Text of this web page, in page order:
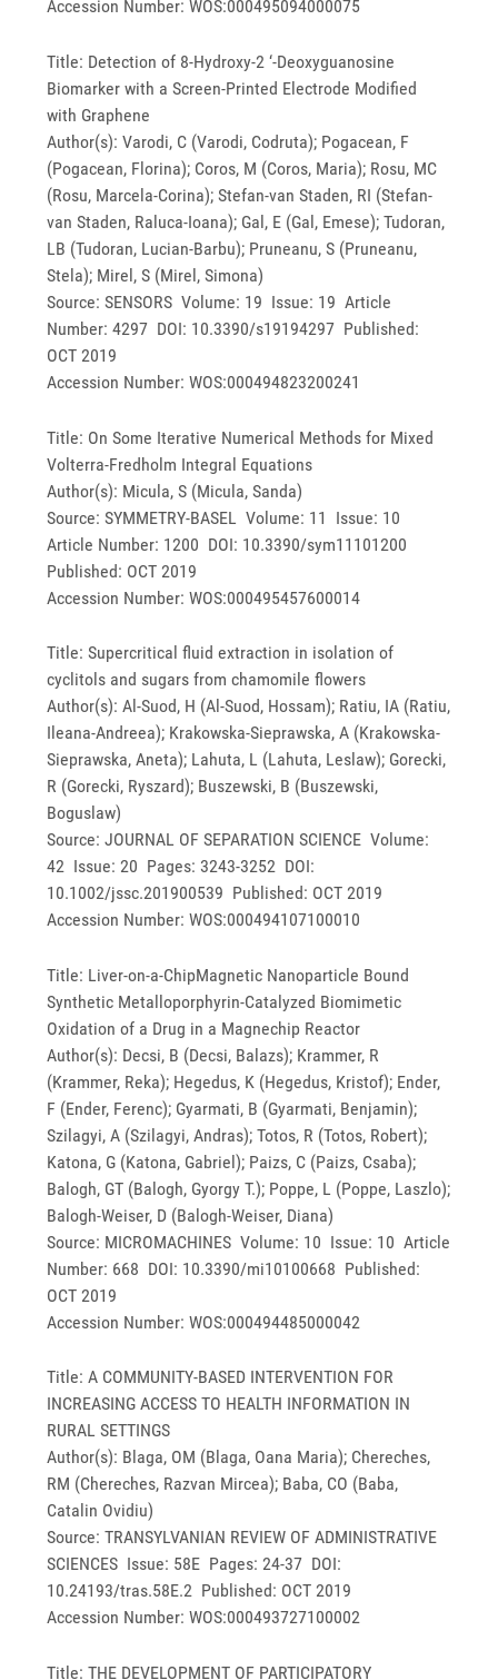
Accession Number: WOS:000495094000075
Title: Detection of 8-Hydroxy-2 ‘-Deoxyguanosine
Biomarker with a Screen-Printed Electrode Modified
with Graphene
Author(s): Varodi, C (Varodi, Codruta); Pogacean, F
(Pogacean, Florina); Coros, M (Coros, Maria); Rosu, MC
(Rosu, Marcela-Corina); Stefan-van Staden, RI (Stefan-
van Staden, Raluca-Ioana); Gal, E (Gal, Emese); Tudoran,
LB (Tudoran, Lucian-Barbu); Pruneanu, S (Pruneanu,
Stela); Mirel, S (Mirel, Simona)
Source: SENSORS Volume: 19 Issue: 19 Article
Number: 4297 DOI: 10.3390/s19194297 Published:
OCT 2019
Accession Number: WOS:000494823200241
Title: On Some Iterative Numerical Methods for Mixed
Volterra-Fredholm Integral Equations
Author(s): Micula, S (Micula, Sanda)
Source: SYMMETRY-BASEL Volume: 11 Issue: 10
Article Number: 1200 DOI: 10.3390/sym11101200
Published: OCT 2019
Accession Number: WOS:000495457600014
Title: Supercritical fluid extraction in isolation of
cyclitols and sugars from chamomile flowers
Author(s): Al-Suod, H (Al-Suod, Hossam); Ratiu, IA (Ratiu,
Ileana-Andreea); Krakowska-Sieprawska, A (Krakowska-
Sieprawska, Aneta); Lahuta, L (Lahuta, Leslaw); Gorecki,
R (Gorecki, Ryszard); Buszewski, B (Buszewski,
Boguslaw)
Source: JOURNAL OF SEPARATION SCIENCE Volume:
42 Issue: 20 Pages: 3243-3252 DOI:
10.1002/jssc.201900539 Published: OCT 2019
Accession Number: WOS:000494107100010
Title: Liver-on-a-ChipMagnetic Nanoparticle Bound
Synthetic Metalloporphyrin-Catalyzed Biomimetic
Oxidation of a Drug in a Magnechip Reactor
Author(s): Decsi, B (Decsi, Balazs); Krammer, R
(Krammer, Reka); Hegedus, K (Hegedus, Kristof); Ender,
F (Ender, Ferenc); Gyarmati, B (Gyarmati, Benjamin);
Szilagyi, A (Szilagyi, Andras); Totos, R (Totos, Robert);
Katona, G (Katona, Gabriel); Paizs, C (Paizs, Csaba);
Balogh, GT (Balogh, Gyorgy T.); Poppe, L (Poppe, Laszlo);
Balogh-Weiser, D (Balogh-Weiser, Diana)
Source: MICROMACHINES Volume: 10 Issue: 10 Article
Number: 668 DOI: 10.3390/mi10100668 Published:
OCT 2019
Accession Number: WOS:000494485000042
Title: A COMMUNITY-BASED INTERVENTION FOR
INCREASING ACCESS TO HEALTH INFORMATION IN
RURAL SETTINGS
Author(s): Blaga, OM (Blaga, Oana Maria); Chereches,
RM (Chereches, Razvan Mircea); Baba, CO (Baba,
Catalin Ovidiu)
Source: TRANSYLVANIAN REVIEW OF ADMINISTRATIVE
SCIENCES Issue: 58E Pages: 24-37 DOI:
10.24193/tras.58E.2 Published: OCT 2019
Accession Number: WOS:000493727100002
Title: THE DEVELOPMENT OF PARTICIPATORY